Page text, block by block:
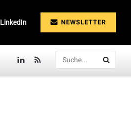
LinkedIn NEWSLETTER